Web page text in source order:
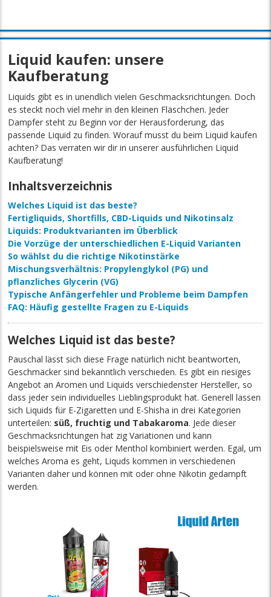
Liquid kaufen: unsere
Kaufberatung
Liquids gibt es in unendlich vielen Geschmacksrichtungen. Doch
es steckt noch viel mehr in den kleinen Fläschchen. Jeder
Dampfer steht zu Beginn vor der Herausforderung, das
passende Liquid zu finden. Worauf musst du beim Liquid kaufen
achten? Das verraten wir dir in unserer ausführlichen Liquid
Kaufberatung!
Inhaltsverzeichnis
Welches Liquid ist das beste?
Fertigliquids, Shortfills, CBD-Liquids und Nikotinsalz
Liquids: Produktvarianten im Überblick
Die Vorzüge der unterschiedlichen E-Liquid Varianten
So wählst du die richtige Nikotinstärke
Mischungsverhältnis: Propylenglykol (PG) und
pflanzliches Glycerin (VG)
Typische Anfängerfehler und Probleme beim Dampfen
FAQ: Häufig gestellte Fragen zu E-Liquids
Welches Liquid ist das beste?
Pauschal lässt sich diese Frage natürlich nicht beantworten,
Geschmäcker sind bekanntlich verschieden. Es gibt ein riesiges
Angebot an Aromen und Liquids verschiedenster Hersteller, so
dass jeder sein individuelles Lieblingsprodukt hat. Generell lassen
sich Liquids für E-Zigaretten und E-Shisha in drei Kategorien
unterteilen: süß, fruchtig und Tabakaroma. Jede dieser
Geschmacksrichtungen hat zig Variationen und kann
beispielsweise mit Eis oder Menthol kombiniert werden. Egal, um
welches Aroma es geht, Liquds kommen in verschiedenen
Varianten daher und können mit oder ohne Nikotin gedampft
werden.